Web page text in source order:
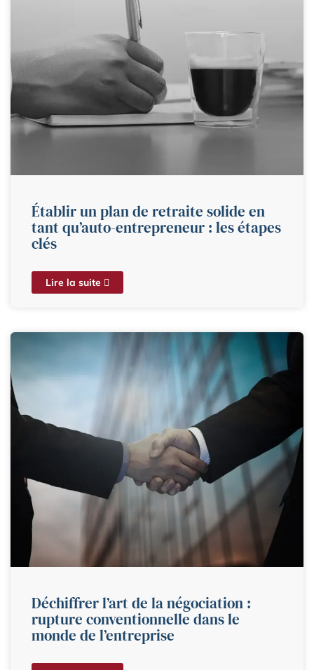
Établir un plan de retraite solide en
tant qu’auto-entrepreneur : les étapes
clés
Lire la suite
Déchiffrer l’art de la négociation :
rupture conventionnelle dans le
monde de l’entreprise